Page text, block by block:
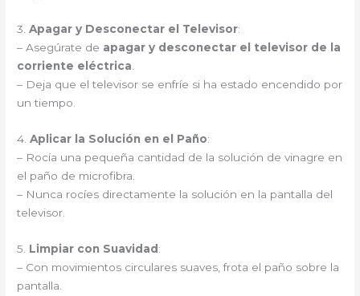
3.Apagar y Desconectar el Televisor:
– Asegúrate de apagar y desconectar el televisor de la
corriente eléctrica
– Deja que el televisor se enfríe si ha estado encendido por
un tiempo.
4.Aplicar la Solución en el Paño:
– Rocía una pequeña cantidad de la solución de vinagre en
el paño de microfibra.
– Nunca rocíes directamente la solución en la pantalla del
televisor.
5. Limpiar con Suavidad:
– Con movimientos circulares suaves, frota el paño sobre la
pantalla.